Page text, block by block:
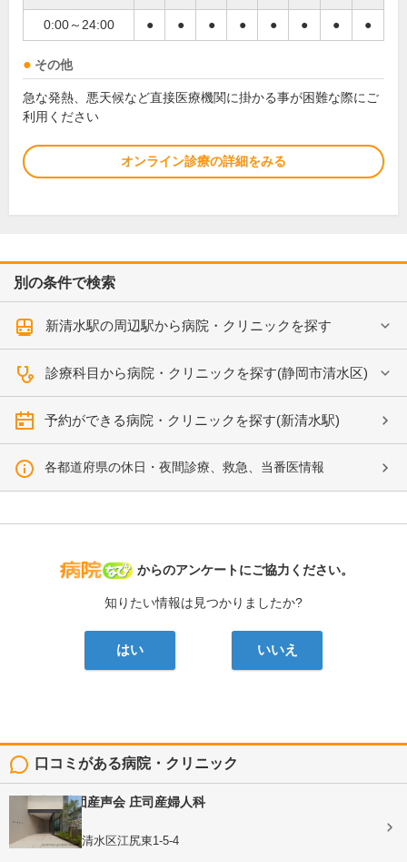
0:00～24:00 ● ● ● ● ● ● ● ●
その他
急な発熱、悪天候など直接医療機関に掛かる事が困難な際にご
利用ください
オンライン診療の詳細をみる
別の条件で検索
新清水駅の周辺駅から病院・クリニックを探す
診療科目から病院・クリニックを探す(静岡市清水区)
予約ができる病院・クリニックを探す(新清水駅)
各都道府県の休日・夜間診療、救急、当番医情報
病院なび
からのアンケートにご協力ください。
知りたい情報は見つかりましたか?
はい いいえ
口コミがある病院・クリニック
医療法人社団産声会 庄司産婦人科
産婦人科
静岡県静岡市清水区江尻東1-5-4